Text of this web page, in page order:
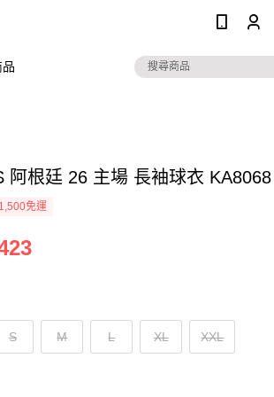
阿根廷 26 主場 長袖球衣 KA8068
免運
S M L XL XXL